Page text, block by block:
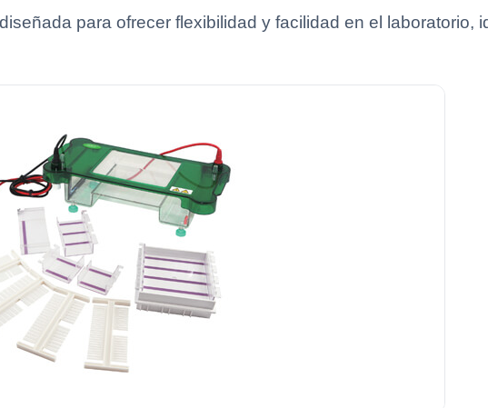
para ofrecer flexibilidad y facilidad en el laboratorio,